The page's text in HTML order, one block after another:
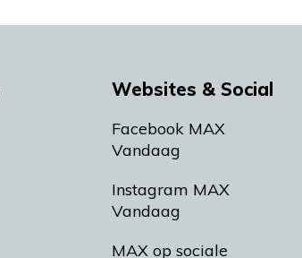
Websites & Social
Facebook MAX
Vandaag
Instagram MAX
Vandaag
MAX op sociale